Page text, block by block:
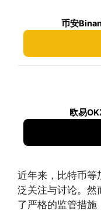
币安
欧易
近年来，比特币等
泛关注与讨论。然
了严格的监管措施